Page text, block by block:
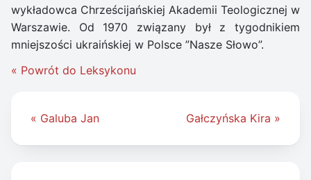
wykładowca Chrześcijańskiej Akademii Teologicznej w
Warszawie. Od 1970 związany był z tygodnikiem
mniejszości ukraińskiej w Polsce ”Nasze Słowo”.
« Powrót do Leksykonu
Nawigacja
« Galuba Jan Gałczyńska Kira »